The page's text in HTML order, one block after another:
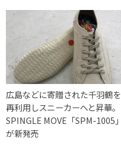
広島などに寄贈された千羽鶴を
再利用しスニーカーへと昇華。
SPINGLE MOVE「SPM-1005」
が新発売